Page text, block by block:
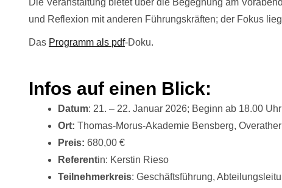
Die Veranstaltung bietet über die Begegnung am
und Reflexion mit anderen Führungskräften; der Fokus
Das Programm als pdf-Doku.
Infos auf einen Blick:
Datum: 21. – 22. Januar 2026; Beginn ab 18.00 Uhr
Ort: Thomas-Morus-Akademie Bensberg,
Preis: 680,00 €
Referentin: Kerstin Rieso
Teilnehmerkreis: Geschäftsführung,